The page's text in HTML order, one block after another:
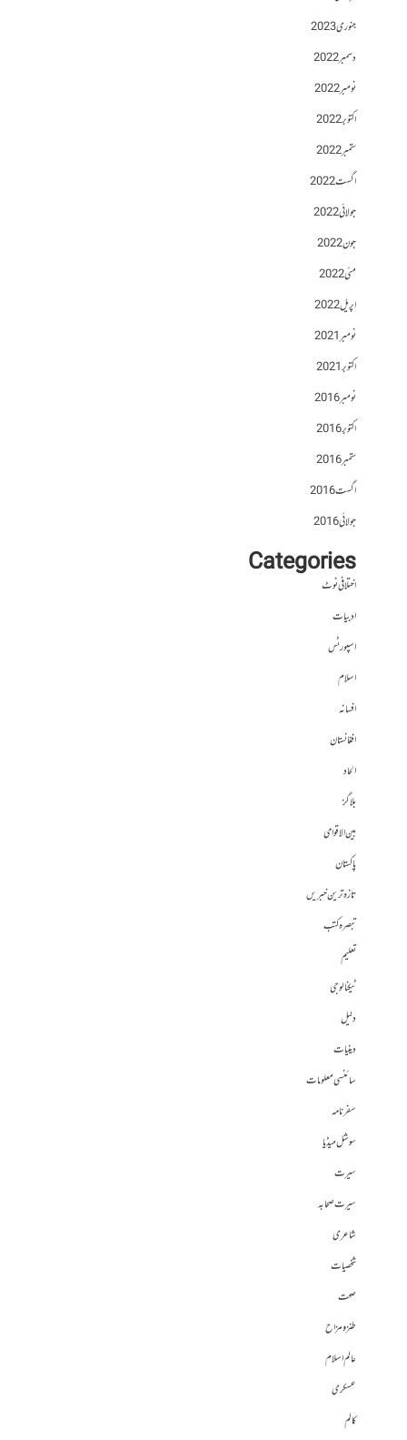
جنوری 2023
دسمبر 2022
نومبر 2022
اکتوبر 2022
ستمبر 2022
اگست 2022
جولائی 2022
جون 2022
مئی 2022
اپریل 2022
نومبر 2021
اکتوبر 2021
نومبر 2016
اکتوبر 2016
ستمبر 2016
اگست 2016
جولائی 2016
Categories
اختلافی نوٹ
ادبیات
اسپورٹس
اسلام
افسانہ
افغانستان
الحاد
بلاگز
بین الاقوامی
پاکستان
تازہ ترین خبریں
تبصرہ کتب
تعلیم
ٹیکنالوجی
دلیل
دینیات
سائنسی معلومات
سفرنامہ
سوشل میڈیا
سیرت
سیرت صحابہ
شاعری
شخصیات
صحت
طنز و مزاح
عالم اسلام
عسکری
کالم